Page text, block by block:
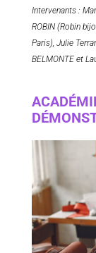
Intervenants :
ROBIN (Robin
Paris), Julie
BELMONTE et